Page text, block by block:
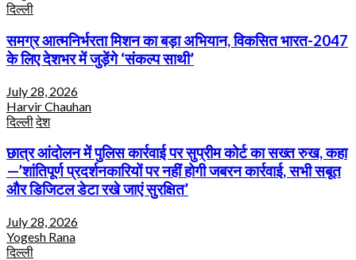
दिल्ली
समग्र आत्मनिर्भरता मिशन का बड़ा अभियान, विकसित भारत-2047
के लिए देशभर में जुड़ेंगे ‘संकल्प साथी’
July 28, 2026
Harvir Chauhan
दिल्लीदेश
छात्र आंदोलन में पुलिस कार्रवाई पर सुप्रीम कोर्ट का सख्त रुख, कहा
—’शांतिपूर्ण प्रदर्शनकारियों पर नहीं होगी जबरन कार्रवाई, सभी सबूत
और डिजिटल डेटा रखे जाएं सुरक्षित’
July 28, 2026
Yogesh Rana
दिल्ली